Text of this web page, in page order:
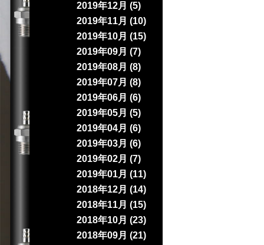
2019年12月 (5)
2019年11月 (10)
2019年10月 (15)
2019年09月 (7)
2019年08月 (8)
2019年07月 (8)
2019年06月 (6)
2019年05月 (5)
2019年04月 (6)
2019年03月 (6)
2019年02月 (7)
2019年01月 (11)
2018年12月 (14)
2018年11月 (15)
2018年10月 (23)
2018年09月 (21)